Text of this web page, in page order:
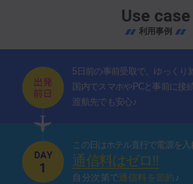
Use case
利用事例
5日前の事前受取で、ゆっくり
国内でスマホやPCと事前に接
渡航先でも安心♪
この日はホテル直行で電源を入
通信料はゼロ!!
自分次第で通信料を節約 ♪